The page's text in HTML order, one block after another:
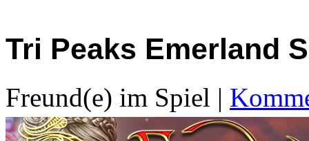
Tri Peaks Emerland
Freund(e) im Spiel |